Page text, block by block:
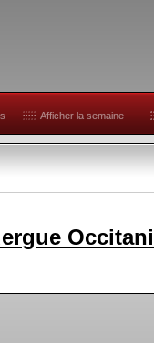
Afficher la semaine